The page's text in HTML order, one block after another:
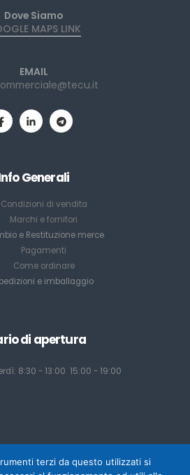
Dove Siamo
MAPS LINK
EMAIL
Generali
Condizioni di vendita
Marchi e fornitori
e Restituzione merce
Pagamenti
Come ordinare
e imballaggio
di apertura
8:30 - 13:00 15:00 - 19:00
terzi da questo utilizzati si